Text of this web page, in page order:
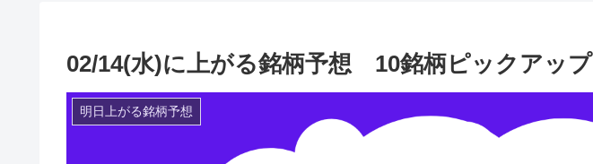
02/14(水)に上がる銘柄予想 10銘柄ピックアップ
明日上がる銘柄予想